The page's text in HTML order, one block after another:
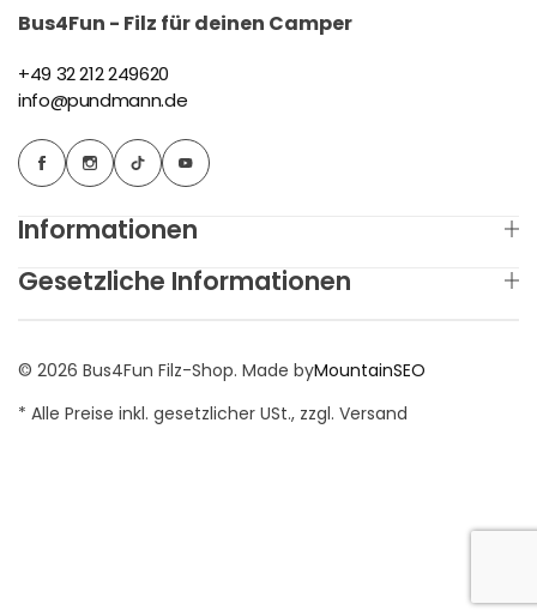
Bus4Fun - Filz für deinen Camper
+49 32 212 249620
info@pundmann.de
Informationen
Gesetzliche Informationen
© 2026 Bus4Fun Filz-Shop. Made byMountainSEO
* Alle Preise inkl. gesetzlicher USt., zzgl. Versand